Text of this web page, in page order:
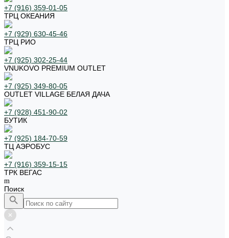
+7 (916) 359-01-05
ТРЦ ОКЕАНИЯ
+7 (929) 630-45-46
ТРЦ РИО
+7 (925) 302-25-44
VNUKOVO PREMIUM OUTLET
+7 (925) 349-80-05
OUTLET VILLAGE БЕЛАЯ ДАЧА
+7 (928) 451-90-02
БУТИК
+7 (925) 184-70-59
ТЦ АЭРОБУС
+7 (916) 359-15-15
ТРК ВЕГАС
Поиск